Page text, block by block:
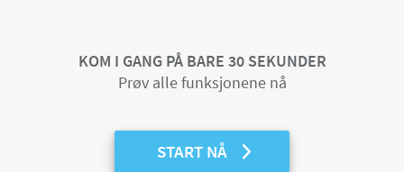
KOM I GANG PÅ BARE 30 SEKUNDER
Prøv alle funksjonene nå
START NÅ